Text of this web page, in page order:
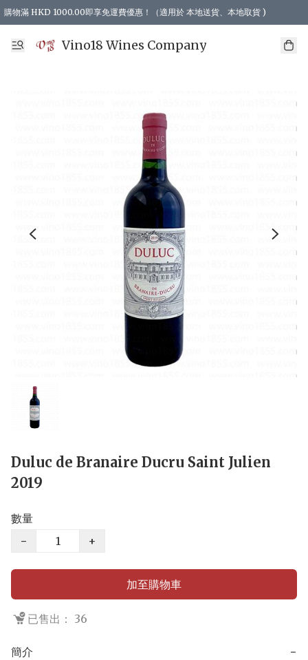
購物滿 HKD 1000.00即享免運費優惠！（適用於 本地送貨、本地取貨 )
Vino18 Wines Company
Duluc de Branaire Ducru Saint Julien
2019
數量
−
+
加至購物車
已售出： 36
簡介 −